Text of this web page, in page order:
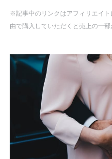
※記事中のリンクはアフィリエイ
由で購入していただくと売上の一部